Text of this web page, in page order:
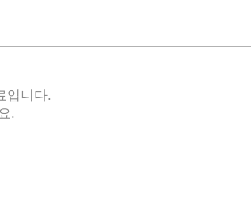
입니다.
.